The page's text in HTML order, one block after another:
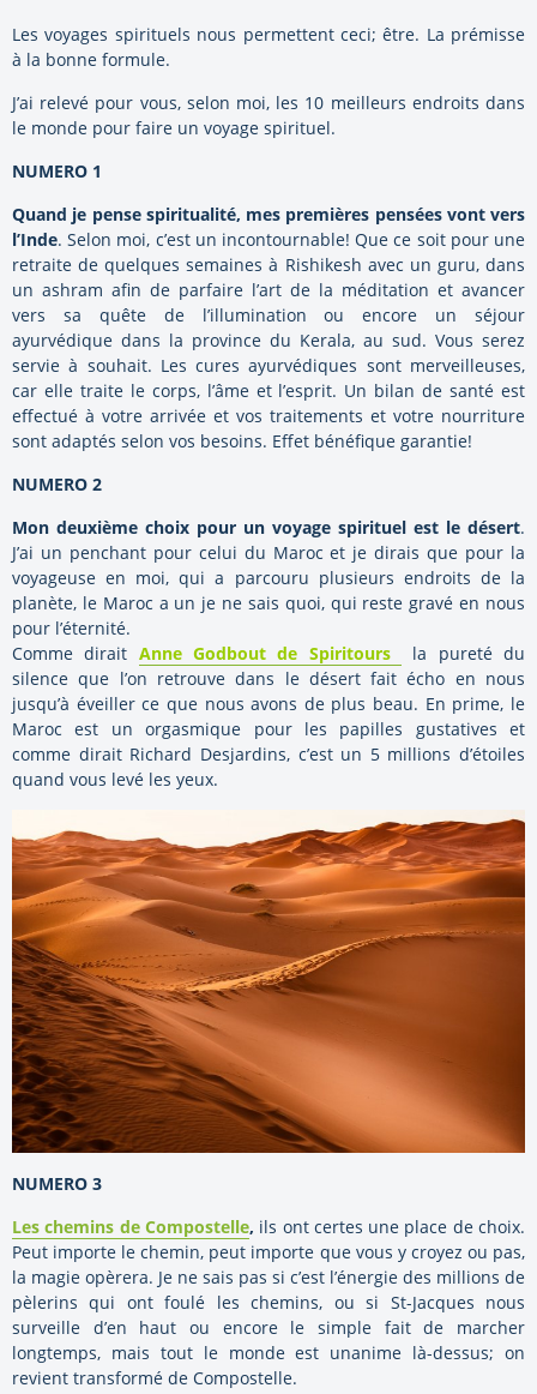
Les voyages spirituels nous permettent ceci; être. La prémisse
à la bonne formule.
J’ai relevé pour vous, selon moi, les 10 meilleurs endroits dans
le monde pour faire un voyage spirituel.
NUMERO 1
Quand je pense spiritualité, mes premières pensées vont vers
l’Inde. Selon moi, c’est un incontournable! Que ce soit pour une
retraite de quelques semaines à Rishikesh avec un guru, dans
un ashram afin de parfaire l’art de la méditation et avancer
vers sa quête de l’illumination ou encore un séjour
ayurvédique dans la province du Kerala, au sud. Vous serez
servie à souhait. Les cures ayurvédiques sont merveilleuses,
car elle traite le corps, l’âme et l’esprit. Un bilan de santé est
effectué à votre arrivée et vos traitements et votre nourriture
sont adaptés selon vos besoins. Effet bénéfique garantie!
NUMERO 2
Mon deuxième choix pour un voyage spirituel est le désert.
J’ai un penchant pour celui du Maroc et je dirais que pour la
voyageuse en moi, qui a parcouru plusieurs endroits de la
planète, le Maroc a un je ne sais quoi, qui reste gravé en nous
pour l’éternité.
Comme dirait Anne Godbout de Spiritours
la pureté du
silence que l’on retrouve dans le désert fait écho en nous
jusqu’à éveiller ce que nous avons de plus beau. En prime, le
Maroc est un orgasmique pour les papilles gustatives et
comme dirait Richard Desjardins, c’est un 5 millions d’étoiles
quand vous levé les yeux.
NUMERO 3
Les chemins de Compostelle, ils ont certes une place de choix.
Peut importe le chemin, peut importe que vous y croyez ou pas,
la magie opèrera. Je ne sais pas si c’est l’énergie des millions de
pèlerins qui ont foulé les chemins, ou si St-Jacques nous
surveille d’en haut ou encore le simple fait de marcher
longtemps, mais tout le monde est unanime là-dessus; on
revient transformé de Compostelle.